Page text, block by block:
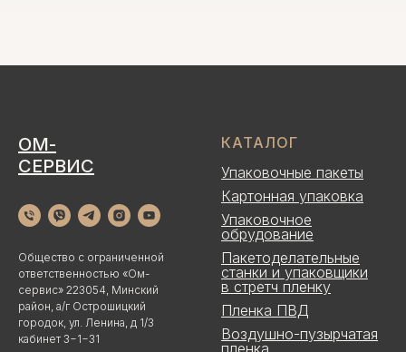
ОМ-
СЕРВИС
Общество с ограниченной
ответственностью «Ом-
сервис» 223054, Минский
район, а/г Острошицкий
городок, ул. Ленина, д 1/3
кабинет 3−1−31
КАТАЛОГ
Упаковочные пакеты
Картонная упаковка
Упаковочное
обрудование
Пакетоделательные
станки и упаковщики
в стретч пленку
Пленка ПВД
Воздушно-пузырчатая